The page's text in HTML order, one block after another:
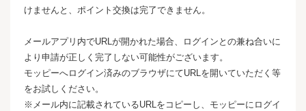
けませんと、ポイント交換は完了できません。
メールアプリ内でURLが開かれた場合、ログインとの兼ね合いに
より申請が正しく完了しない可能性がございます。
モッピーへログイン済みのブラウザにてURLを開いていただく等
をお試しください。
※メール内に記載されているURLをコピーし、モッピーにログイ